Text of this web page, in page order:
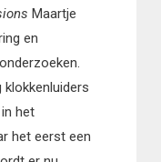
Maartje
en
het
het eerst een